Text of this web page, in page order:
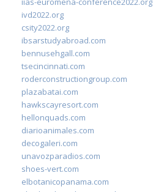
ivd2022.org
csity2022.org
ibsarstudyabroad.com
bennusehgall.com
tsecincinnati.com
roderconstructiongroup.com
plazabatai.com
hawkscayresort.com
hellonquads.com
diarioanimales.com
decogaleri.com
unavozparadios.com
shoes-vert.com
elbotanicopanama.com